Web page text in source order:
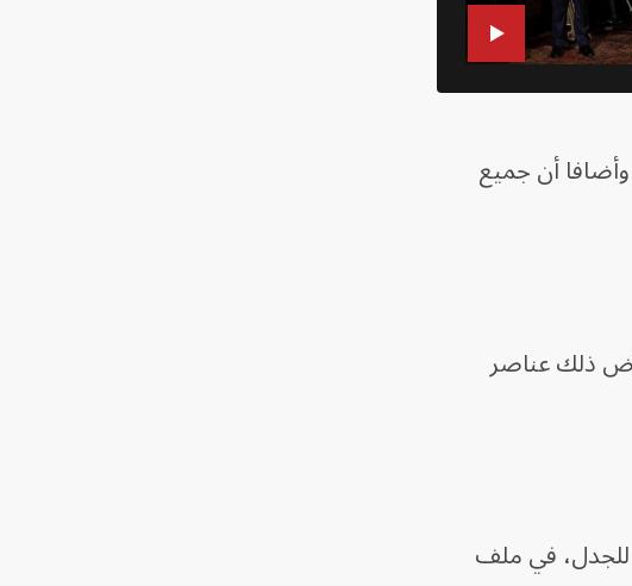
أن جميع
ذلك عناصر
في ملف